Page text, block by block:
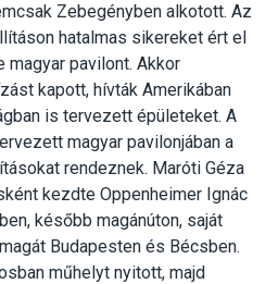
Zebegényben alkotott. Az
hatalmas sikereket ért el
pavilont. Akkor
kapott, hívták Amerikában
is tervezett épületeket. A
magyar pavilonjában a
rendeznek. Maróti Géza
kezdte Oppenheimer Ignác
később magánúton, saját
Budapesten és Bécsben.
műhelyt nyitott, majd